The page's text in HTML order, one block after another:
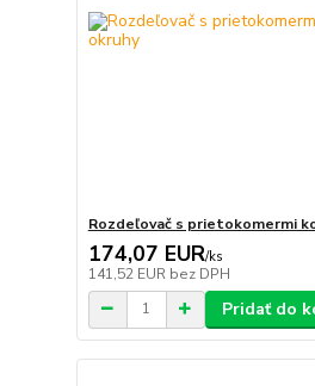
Rozdeľovač s prietokomermi
174,07 EUR/ks
141,52 EUR bez DPH
Pridať do